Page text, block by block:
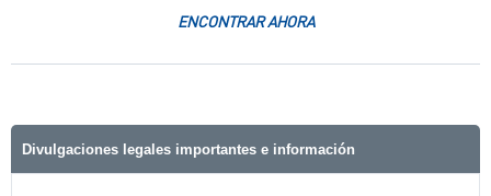
ENCONTRAR AHORA
Divulgaciones legales importantes e información